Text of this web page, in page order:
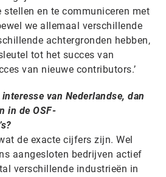
stellen en te communiceren met
we allemaal verschillende
achtergronden hebben,
tot het succes van
van nieuwe contributors.’
van Nederlandse, dan
in de OSF-
de exacte cijfers zijn. Wel
aangesloten bedrijven actief
verschillende industrieën in